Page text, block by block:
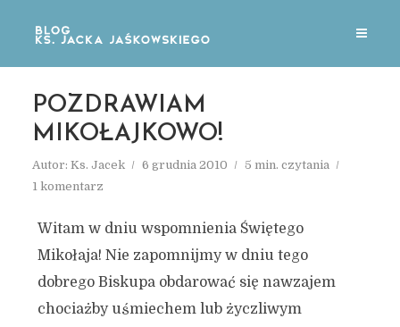
POZDRAWIAM
MIKOŁAJKOWO!
Autor: Ks. Jacek 6 grudnia 2010
5 min. czytania
1 komentarz
Witam w dniu wspomnienia Świętego
Mikołaja! Nie zapomnijmy w dniu tego
dobrego Biskupa obdarować się nawzajem
chociażby uśmiechem lub życzliwym